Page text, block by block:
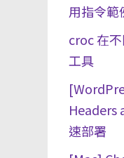
用指令範
croc 在
工具
Headers
速部署